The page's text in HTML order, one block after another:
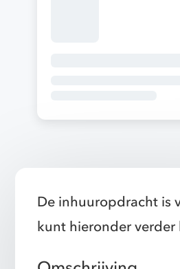
De inhuuropdracht is
kunt hieronder verder